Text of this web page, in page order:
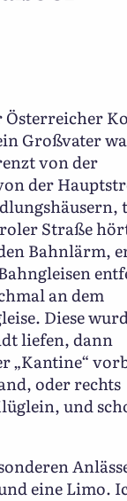
Österreicher
Großvater
von der
der
Straße
Bahnlärm,
an dem
Diese
liefen, dann
„Kantine“
oder rechts
und
eine Limo.